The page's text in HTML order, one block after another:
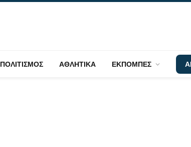
ΠΟΛΙΤΙΣΜΟΣ ΑΘΛΗΤΙΚΑ ΕΚΠΟΜΠΕΣ